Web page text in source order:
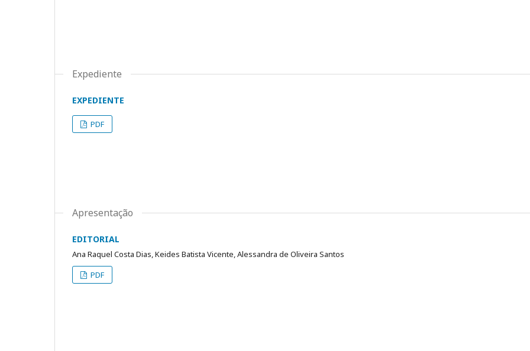
Expediente
EXPEDIENTE
PDF
Apresentação
EDITORIAL
Ana Raquel Costa Dias, Keides Batista Vicente, Alessandra de Oliveira Santos
PDF